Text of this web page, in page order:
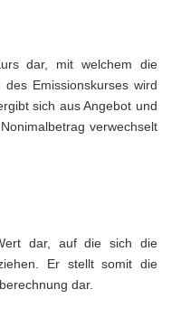
dar, mit welchem die
Emissionskurses wird
sich aus Angebot und
verwechselt
dar, auf die sich die
Er stellt somit die
dar.